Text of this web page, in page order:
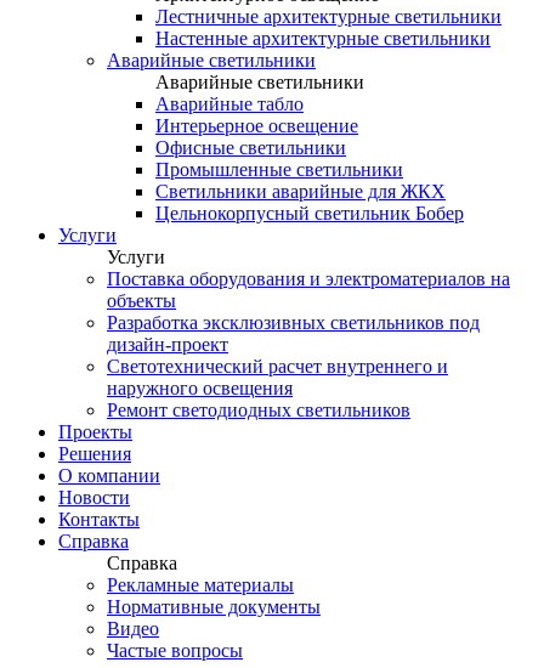
Лестничные архитектурные светильники
Настенные архитектурные светильники
Аварийные светильники
Аварийные светильники
Аварийные табло
Интерьерное освещение
Офисные светильники
Промышленные светильники
Светильники аварийные для ЖКХ
Цельнокорпусный светильник Бобер
Услуги
Услуги
Поставка оборудования и электроматериалов на
объекты
Разработка эксклюзивных светильников под
дизайн-проект
Светотехнический расчет внутреннего и
наружного освещения
Ремонт светодиодных светильников
Проекты
Решения
О компании
Новости
Контакты
Справка
Справка
Рекламные материалы
Нормативные документы
Видео
Частые вопросы